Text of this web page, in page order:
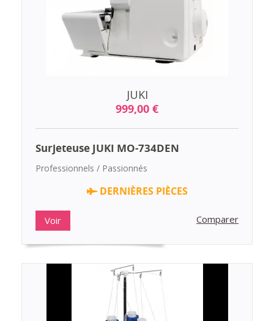
JUKI
999,00 €
Surjeteuse JUKI MO-734DEN
Professionnels / Passionnés
DERNIÈRES PIÈCES
Voir Comparer